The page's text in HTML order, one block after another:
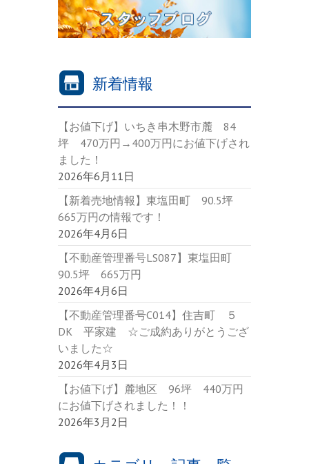
新着情報
【お値下げ】いちき串木野市麓 84
坪 470万円→400万円にお値下げされ
ました！
2026年6月11日
【新着売地情報】東塩田町 90.5坪
665万円の情報です！
2026年4月6日
【不動産管理番号LS087】東塩田町
90.5坪 665万円
2026年4月6日
【不動産管理番号C014】住吉町 ５
DK 平家建 ☆ご成約ありがとうござ
いました☆
2026年4月3日
【お値下げ】麓地区 96坪 440万円
にお値下げされました！！
2026年3月2日